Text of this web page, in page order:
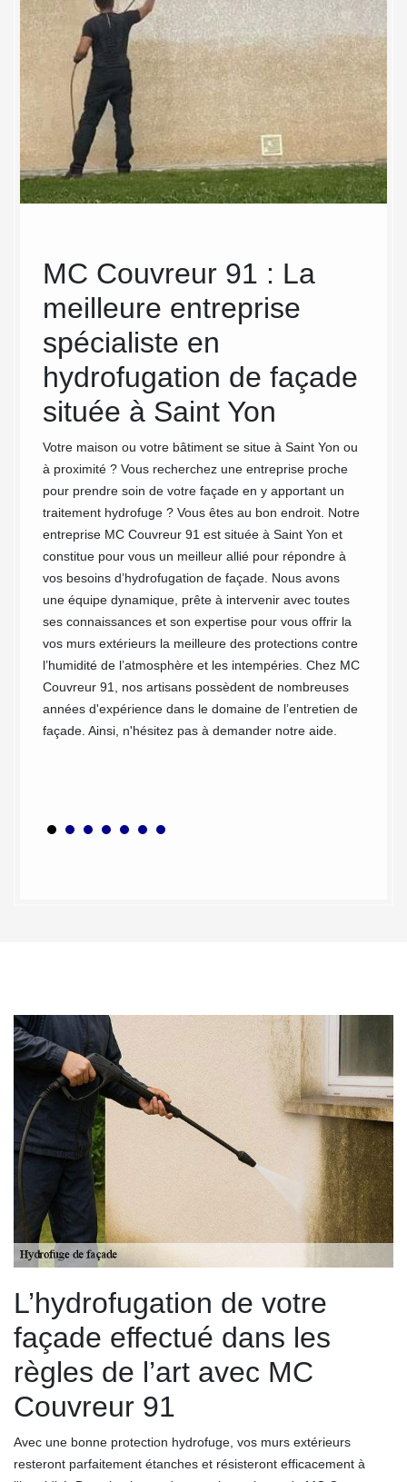
MC Couvreur 91 : La
meilleure entreprise
spécialiste en
hydrofugation de façade
située à Saint Yon
Votre maison ou votre bâtiment se situe à Saint Yon ou
à proximité ? Vous recherchez une entreprise proche
pour prendre soin de votre façade en y apportant un
traitement hydrofuge ? Vous êtes au bon endroit. Notre
entreprise MC Couvreur 91 est située à Saint Yon et
constitue pour vous un meilleur allié pour répondre à
vos besoins d’hydrofugation de façade. Nous avons
une équipe dynamique, prête à intervenir avec toutes
ses connaissances et son expertise pour vous offrir la
vos murs extérieurs la meilleure des protections contre
l’humidité de l’atmosphère et les intempéries. Chez MC
Couvreur 91, nos artisans possèdent de nombreuses
années d'expérience dans le domaine de l’entretien de
façade. Ainsi, n'hésitez pas à demander notre aide.
L’hydrofugation de votre
façade effectué dans les
règles de l’art avec MC
Couvreur 91
Avec une bonne protection hydrofuge, vos murs extérieurs
resteront parfaitement étanches et résisteront efficacement à